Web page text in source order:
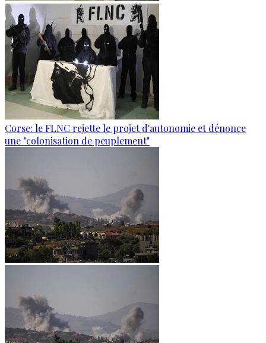
Corse: le FLNC rejette le projet d'autonomie et dénonce
une "colonisation de peuplement"